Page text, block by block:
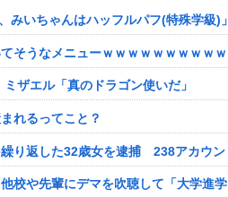
みいちゃんはハッフルパフ(特殊学級)」
そうなメニューｗｗｗｗｗｗｗｗｗｗ
ザエル「真のドラゴン使いだ」
れるってこと？